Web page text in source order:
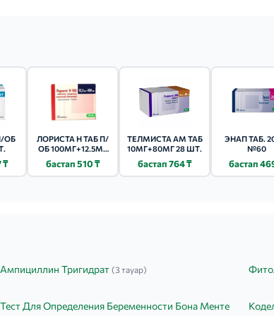
ОБ
₸
ЛОРИСТА Н ТАБ П/
ОБ 100МГ+12.5МГ
бастап 510 ₸
ТЕЛМИСТА АМ ТАБ
10МГ+80МГ 28 ШТ.
бастап 764 ₸
ЭНАП ТАБ.
№60
бастап
Ампициллин Тригидрат (3 тауар)
Тест Для Определения Беременности Бона Менте